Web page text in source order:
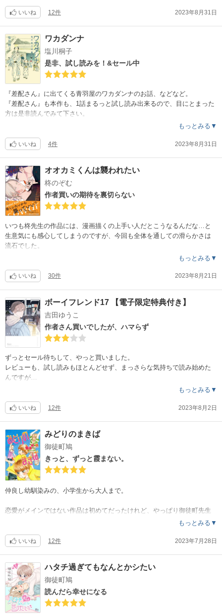
サトルの物語ではあるけれど、他の人物の生き様も負けないくらい織り
込まれていて、共感や同調する事が多い。
もっと深掘りしたい点もありながら、3巻という読み返し易い長さで見事
にまとまっているのも捨て難いです。
面白い漫画を読んだ時の充足感に加えて、そっと背中を押されて一歩前
常に笑いが隣にあり、明るさを失わないのもとても良かった。
なぜ「サトリのサトル」なのか。
是非、体感してみて欲しいです。
何を読んでも、似たような話でも面白く感じてしまう安定感と画力で、
セール中なので、試しに是非！（2巻が特にお気に入り）
同じくセール中の『むすび島』も面白いです。
いいね 12件 2023年8月31日
ワカダンナ
塩川桐子
是非、試し読みを！&セール中
『差配さん』に出てくる青羽屋のワカダンナのお話、などなど。
『差配さん』も本作も、1話まるっと試し読み出来るので、目にとまった
方は是非読んでみて下さい。
気になっていたワカダンナの過去のお話がとても良かったのと、『蛙』
加えて思わず吹き出してしまうお話もあり、バランスの良い一冊。
何度も読み返しています。
もっとみる▼
いいね 4件 2023年8月31日
オオカミくんは襲われたい
柊のぞむ
作者買いの期待を裏切らない
いつも柊先生の作品には、漫画描くの上手い人だとこうなるんだな…と
生意気にも感心してしまうのですが、今回も全体を通しての滑らかさは
流石でした。
重くなりそうで、ならない。
特に、この作品はもっと深堀りして濃厚に描いてよ！と思う人も居そう
だなと感じたので、作者買いでないと肩透かし喰らうかな？
でも他では味わえないスマートな面白さ！！
作者さん買いであれば相変わらずの作風で満足されるでしょうし、あの
ヤンキーくんが再登場して、そうなったんだ？！という驚きもあるので
楽しいです。
『どっちもどっち』と同じ様に、長く愛され続く作品になって欲しいで
す。
もっとみる▼
いいね 30件 2023年8月21日
ボーイフレンド17 【電子限定特典付き】
吉田ゆうこ
作者さん買いでしたが、ハマらず
ずっとセール待ちして、やっと買いました。
レビューも、試し読みもほとんどせず、まっさらな気持ちで読み始めた
んですが…
が多くて、すんなり世界に溶け込める事が多かったです。
先生の作品を読む時、大抵雰囲気に浸って読んでいるので細かい事が気
にならないのに、本作では、17歳にしてはあまりにも色々こなせ過ぎだ
とか、3年前って中学生かい？！とか邪念が付きまとったし、葉にも朔美
にも感情移入できずに読み終えてしまいました。
今までの作品のエッセンスが集められて、薄く引き伸ばされた様に感じ
吉田先生らしい独特な世界感も弱かった様な。
生の作品に期待しているのは、ハマる人にはどハマリ的なものなのかな
と思いました。
もっとみる▼
いいね 12件 2023年8月2日
みどりのまきば
御徒町鳩
きっと、ずっと霞まない。
仲良し幼馴染みの、小学生から大人まで。
恋愛がメインではない作品は初めてだったけれど、やっぱり御徒町先生
別枠で大切に取っておきたくなる作品でした。
推薦図書にしたい位。
初期に近い作品ですが、この頃から先生のワールドは確立されていたん
ですね…。
安定感抜群で、2巻あっと言う間でした。
もっとみる▼
いいね 12件 2023年7月28日
ハタチ過ぎてもなんとかシたい
御徒町鳩
読んだら幸せになる